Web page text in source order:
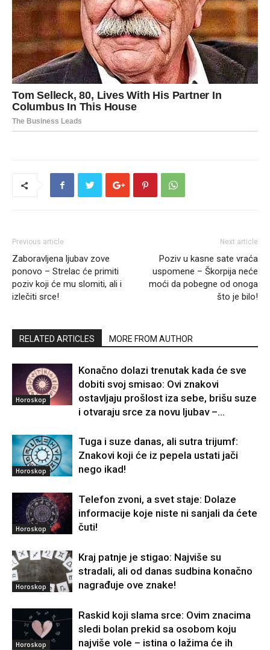
Previous article
Zaboravljena ljubav zove
ponovo – Strelac će primiti
poziv koji će mu slomiti, ali i
izlečiti srce!
Next article
Poziv u kasne sate vraća
uspomene – Škorpija neće
moći da pobegne od onoga
što je bilo!
RELATED ARTICLES MORE FROM AUTHOR
Horoskop
Konačno dolazi trenutak kada će sve
dobiti svoj smisao: Ovi znakovi
ostavljaju prošlost iza sebe, brišu suze
i otvaraju srce za novu ljubav –...
Horoskop
Tuga i suze danas, ali sutra trijumf:
Znakovi koji će iz pepela ustati jači
nego ikad!
Horoskop
Telefon zvoni, a svet staje: Dolaze
informacije koje niste ni sanjali da ćete
čuti!
Horoskop
Kraj patnje je stigao: Najviše su
stradali, ali od danas sudbina konačno
nagrađuje ove znake!
Horoskop
Raskid koji slama srce: Ovim znacima
sledi bolan prekid sa osobom koju
najviše vole – istina o lažima će ih